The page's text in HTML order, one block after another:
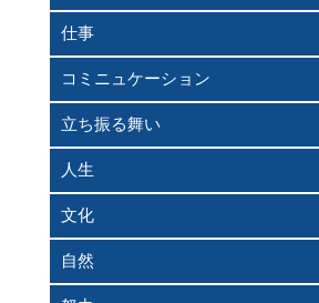
仕事
コミニュケーション
立ち振る舞い
人生
文化
自然